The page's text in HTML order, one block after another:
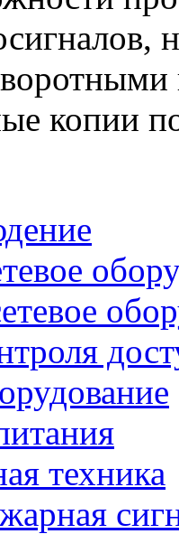
копии
техника